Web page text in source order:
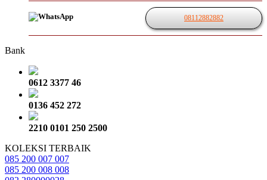
08112882882
Bank
0612 3377 46
0136 452 272
2210 0101 250 2500
KOLEKSI TERBAIK
085 200 007 007
085 200 008 008